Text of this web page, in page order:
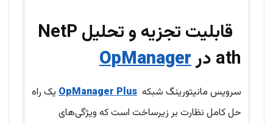
قابلیت تجزیه و تحلیل NetP
ath در
OpManager
سرویس مانیتورینگ شبکه OpManager Plus یک راه
حل کامل نظارت بر زیرساخت است که ویژگی‌های